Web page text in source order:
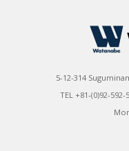
5-12-314
TEL +81-(0)92-